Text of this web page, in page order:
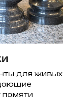
для живых